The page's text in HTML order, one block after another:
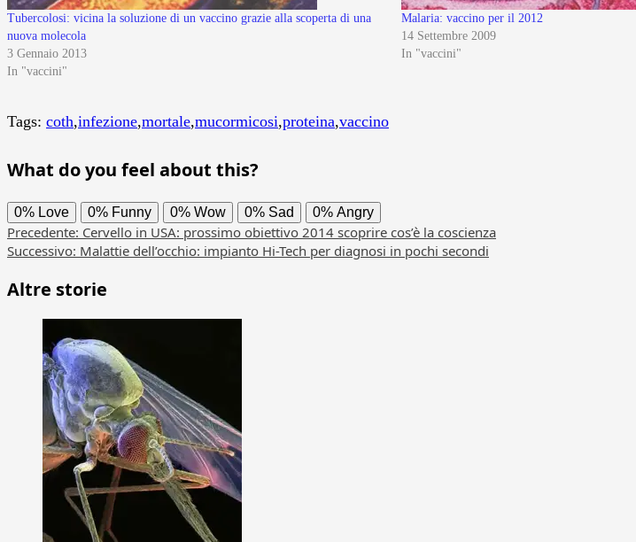
Tubercolosi: vicina la soluzione di un vaccino grazie alla scoperta di una
nuova molecola
3 Gennaio 2013
In "vaccini"
Malaria: vaccino per il 2012
14 Settembre 2009
In "vaccini"
Tags: coth,infezione,mortale,mucormicosi,proteina,vaccino
What do you feel about this?
0% Love 0% Funny 0% Wow 0% Sad 0% Angry
Navigazione
articolo
Precedente: Cervello in USA: prossimo obiettivo 2014 scoprire cos’è la coscienza
Successivo: Malattie dell’occhio: impianto Hi-Tech per diagnosi in pochi secondi
Altre storie